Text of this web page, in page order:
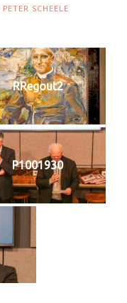
PETER SCHEELE
RRegout2
P1001930